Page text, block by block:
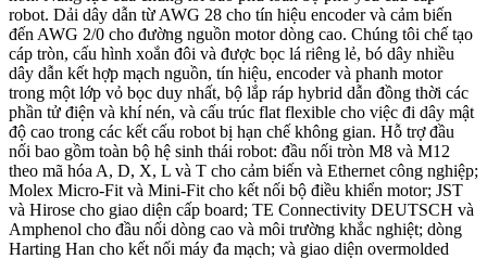
robot. Dải dây dẫn từ AWG 28 cho tín hiệu encoder và cảm biến
đến AWG 2/0 cho đường nguồn motor dòng cao. Chúng tôi chế tạo
cáp tròn, cấu hình xoắn đôi và được bọc lá riêng lẻ, bó dây nhiều
dây dẫn kết hợp mạch nguồn, tín hiệu, encoder và phanh motor
trong một lớp vỏ bọc duy nhất, bộ lắp ráp hybrid dẫn đồng thời các
phần tử điện và khí nén, và cấu trúc flat flexible cho việc đi dây mật
độ cao trong các kết cấu robot bị hạn chế không gian. Hỗ trợ đầu
nối bao gồm toàn bộ hệ sinh thái robot: đầu nối tròn M8 và M12
theo mã hóa A, D, X, L và T cho cảm biến và Ethernet công nghiệp;
Molex Micro-Fit và Mini-Fit cho kết nối bộ điều khiển motor; JST
và Hirose cho giao diện cấp board; TE Connectivity DEUTSCH và
Amphenol cho đầu nối dòng cao và môi trường khắc nghiệt; dòng
Harting Han cho kết nối máy đa mạch; và giao diện overmolded